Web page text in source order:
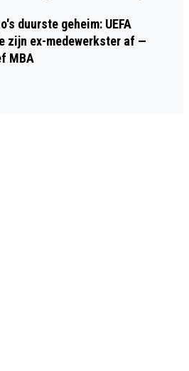
duurste geheim: UEFA
zijn ex-medewerkster af —
MBA